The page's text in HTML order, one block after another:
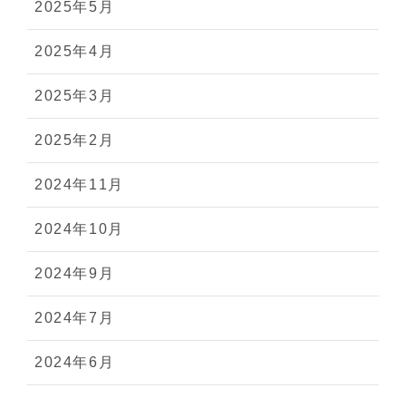
2025年5月
2025年4月
2025年3月
2025年2月
2024年11月
2024年10月
2024年9月
2024年7月
2024年6月